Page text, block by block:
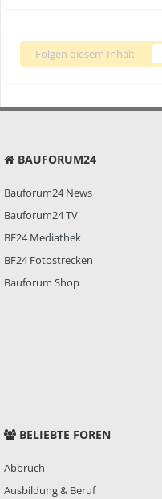
Folgen diesem Inhalt
BAUFORUM24
Bauforum24 News
Bauforum24 TV
BF24 Mediathek
BF24 Fotostrecken
Bauforum Shop
BELIEBTE FOREN
Abbruch
Ausbildung & Beruf